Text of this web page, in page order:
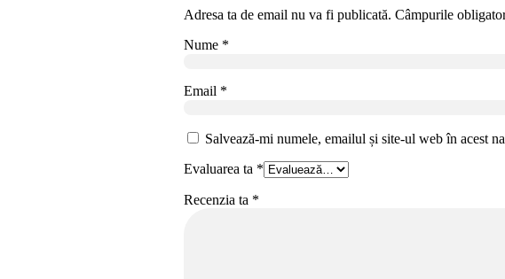
Adresa ta de email nu va fi publicată. Câmpurile
Nume *
Email *
Salvează-mi numele, emailul și site-ul web în acest
Evaluarea ta *
Recenzia ta *